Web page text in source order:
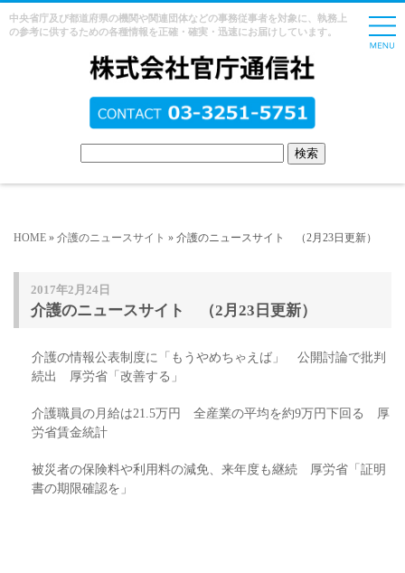
中央省庁及び都道府県の機関や関連団体などの事務従事者を対象に、執務上
の参考に供するための各種情報を正確・確実・迅速にお届けしています。
HOME » 介護のニュースサイト » 介護のニュースサイト （2月23日更新）
2017年2月24日
介護のニュースサイト （2月23日更新）
介護の情報公表制度に「もうやめちゃえば」 公開討論で批判
続出 厚労省「改善する」
介護職員の月給は21.5万円 全産業の平均を約9万円下回る 厚
労省賃金統計
被災者の保険料や利用料の減免、来年度も継続 厚労省「証明
書の期限確認を」